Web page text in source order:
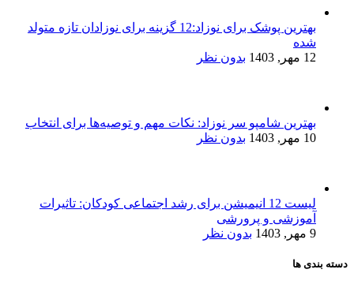
بهترین پوشک برای نوزاد:12 گزینه برای نوزادان تازه متولد
شده
12 مهر, 1403
بدون نظر
بهترین شامپو سر نوزاد: نکات مهم و توصیه‌ها برای انتخاب
10 مهر, 1403
بدون نظر
لیست 12 انیمیشن برای رشد اجتماعی کودکان: تاثیرات
آموزشی و پرورشی
9 مهر, 1403
بدون نظر
دسته بندی ها